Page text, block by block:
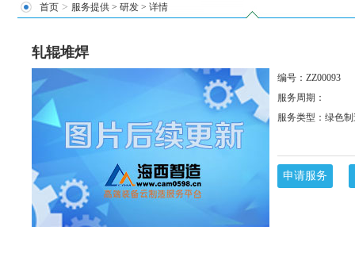
首页 > 服务提供 > 研发 > 详情
轧辊堆焊
编号：ZZ00093
服务周期：
服务类型：绿色
申请服务